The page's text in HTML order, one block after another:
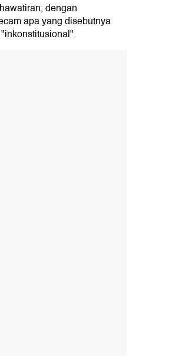
dengan
apa yang disebutnya